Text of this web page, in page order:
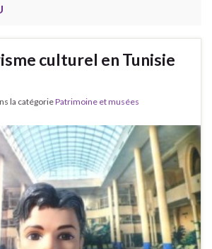
culturel en Tunisie
la catégoriePatrimoine et musées